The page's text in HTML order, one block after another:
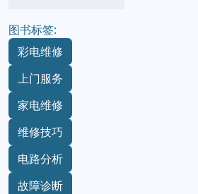
图书标签:
彩电维修
上门服务
家电维修
维修技巧
电路分析
故障诊断